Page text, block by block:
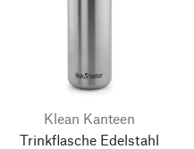
Klean Kanteen
Trinkflasche Edelstahl